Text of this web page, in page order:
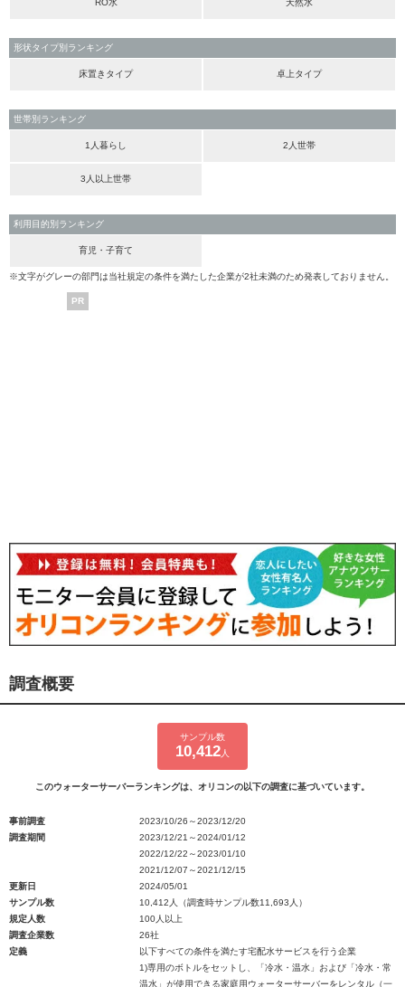
RO水 天然水
形状タイプ別ランキング
床置きタイプ 卓上タイプ
世帯別ランキング
1人暮らし 2人世帯
3人以上世帯
利用目的別ランキング
育児・子育て
※文字がグレーの部門は当社規定の条件を満たした企業が2社未満のため発表しておりません。
PR
調査概要
サンプル数
10,412 人
このウォーターサーバーランキングは、オリコンの以下の調査に基づいています。
事前調査
2023/10/26～2023/12/20
調査期間
2023/12/21～2024/01/12
2022/12/22～2023/01/10
2021/12/07～2021/12/15
更新日
2024/05/01
サンプル数
10,412人（調査時サンプル数11,693人）
規定人数
100人以上
調査企業数
26社
定義
以下すべての条件を満たす宅配水サービスを行う企業
1)専用のボトルをセットし、「冷水・温水」および「冷水・常
温水」が使用できる家庭用ウォーターサーバーをレンタル（一